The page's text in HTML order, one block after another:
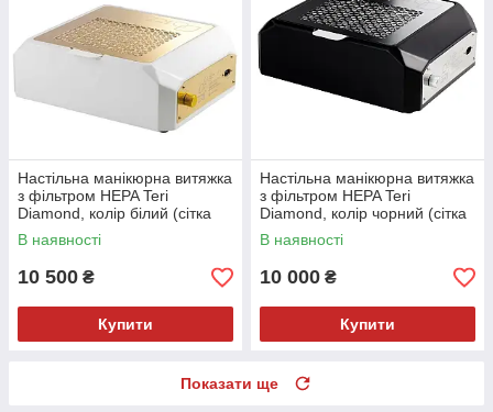
Настільна манікюрна витяжка
з фільтром HEPA Teri
Diamond, колір білий (сітка
золота)
В наявності
10 500 ₴
Купити
Настільна манікюрна витяжка
з фільтром HEPA Teri
Diamond, колір чорний (сітка
чорна)
В наявності
10 000 ₴
Купити
Показати ще